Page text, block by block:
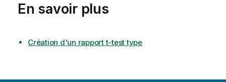
En savoir plus
Création d'un rapport t-test type